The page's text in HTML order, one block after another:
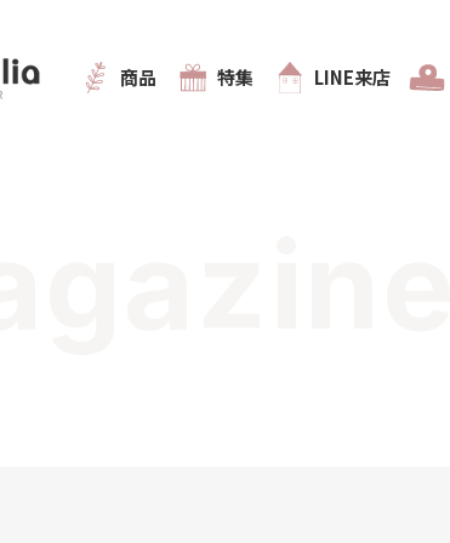
商品 特集 LINE来店